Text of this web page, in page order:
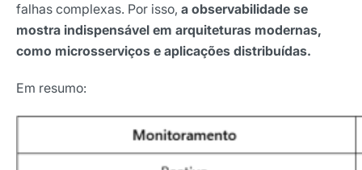
falhas complexas. Por isso, a observabilidade se
mostra indispensável em arquiteturas modernas,
como microsserviços e aplicações distribuídas.
Em resumo: